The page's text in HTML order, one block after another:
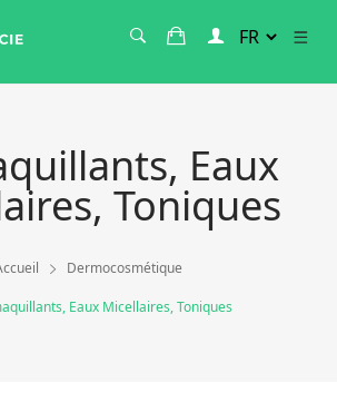
Eaux
Toniques
Dermocosmétique
Eaux Micellaires, Toniques